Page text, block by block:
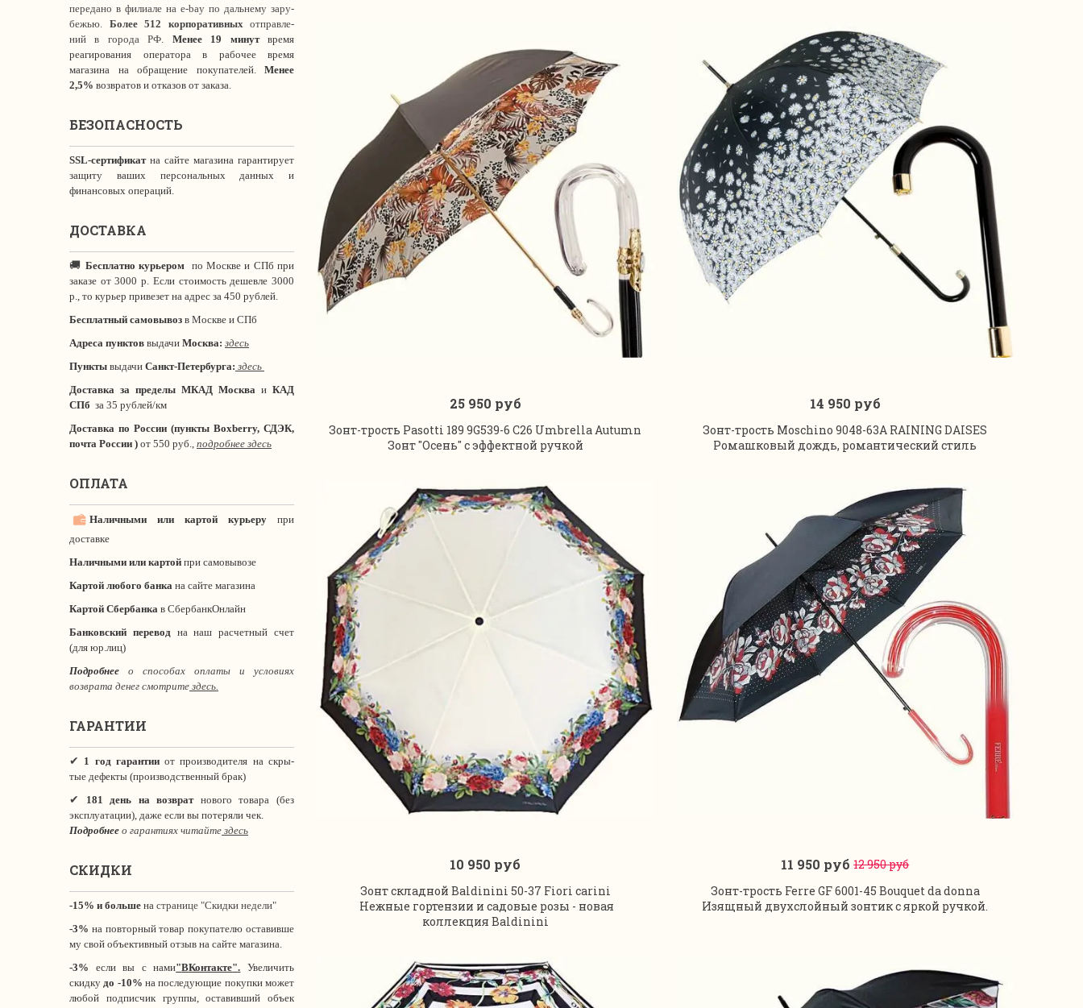
передано в филиале на e-bay по дальнему зару-
бежью. Более 512 корпоративныхотправле-
ний в города РФ. Менее 19 минутвремя
реагирования оператора в рабочее время
магазина на обращение покупателей. Менее
2,5% возвратов и отказов от заказа.
БЕЗОПАСНОСТЬ
SSL-сертификатна сайте магазина гарантирует
защиту ваших персональных данных и
финансовых операций.
ДОСТАВКА
🚚 Бесплатно курьером по Москве и СПб при
заказе от 3000 р. Если стоимость дешевле 3000
р., то курьер привезет на адрес за 450 рублей.
Бесплатный самовывоз в Москве и СПб
Адреса пунктов выдачи Москва: здесь
Пункты выдачи Санкт-Петербурга: здесь
Доставка за пределы МКАД Москва и КАД
СПб за 35 рублей/км
Доставка по России (пункты Boxberry, СДЭК,
почта России ) от 550 руб., подробнее здесь
ОПЛАТА
Наличными или картой курьеру при
доставке
Наличными или картой при самовывозе
Картой любого банка на сайте магазина
Картой Сбербанка в СбербанкОнлайн
Банковский перевод на наш расчетный счет
(для юр.лиц)
Подробнее о способах оплаты и условиях
возврата денег смотрите здесь.
ГАРАНТИИ
✔ 1 год гарантииот производителя на скры-
тые дефекты (производственный брак)
✔ 181 день на возвратнового товара (без
эксплуатации), даже если вы потеряли чек.
Подробнее о гарантиях читайте здесь
СКИДКИ
-15% и больше на странице "Скидки недели"
-3% на повторный товар покупателю оставивше
му свой объективный отзыв на сайте магазина.
-3% если вы с нами"ВКонтакте".
Увеличить
скидкудо -10% на последующие покупки может
любой подписчик группы, оставивший объек
В корзину
25 950 руб
Зонт-трость Pasotti 189 9G539-6 C26 Umbrella Autumn
Зонт "Осень" с эффектной ручкой
В корзину
14 950 руб
Зонт-трость Moschino 9048-63A RAINING DAISES
Ромашковый дождь, романтический стиль
В корзину
10 950 руб
Зонт складной Baldinini 50-37 Fiori carini
Нежные гортензии и садовые розы - новая
коллекция Baldinini
В корзину
11 950 руб12 950 руб
Зонт-трость Ferre GF 6001-45 Bouquet da donna
Изящный двухслойный зонтик с яркой ручкой.